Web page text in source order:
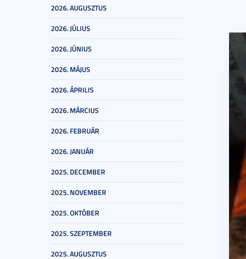
2026. AUGUSZTUS
2026. JÚLIUS
2026. JÚNIUS
2026. MÁJUS
2026. ÁPRILIS
2026. MÁRCIUS
2026. FEBRUÁR
2026. JANUÁR
2025. DECEMBER
2025. NOVEMBER
2025. OKTÓBER
2025. SZEPTEMBER
2025. AUGUSZTUS